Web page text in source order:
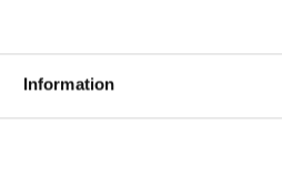
Information